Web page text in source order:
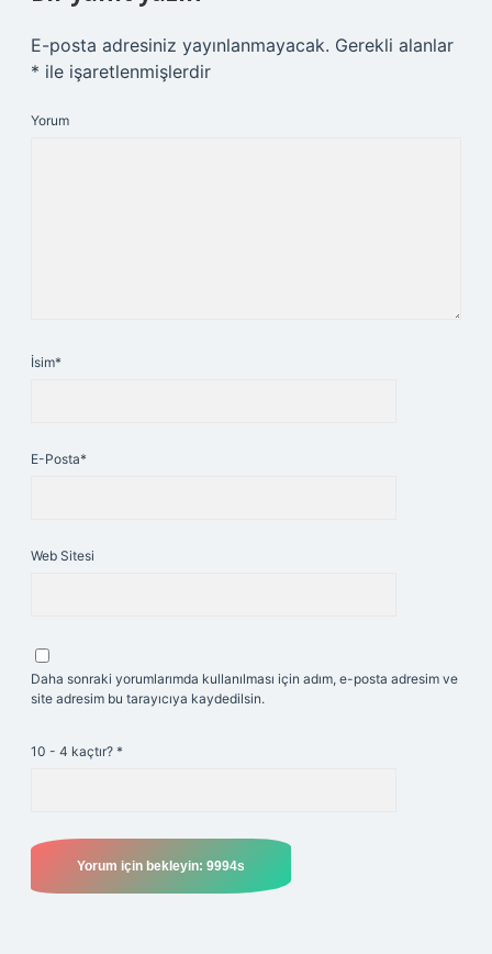
E-posta adresiniz yayınlanmayacak. Gerekli alanlar
* ile işaretlenmişlerdir
Yorum
İsim*
E-Posta*
Web Sitesi
Daha sonraki yorumlarımda kullanılması için adım, e-posta adresim ve
site adresim bu tarayıcıya kaydedilsin.
10 - 4 kaçtır? *